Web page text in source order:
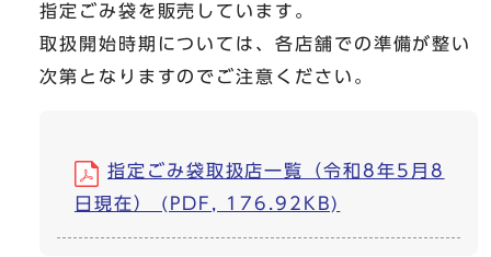
指定ごみ袋を販売しています。
取扱開始時期については、各店舗での準備が整い
次第となりますのでご注意ください。
指定ごみ袋取扱店一覧（令和8年5月8
日現在） (PDF, 176.92KB)